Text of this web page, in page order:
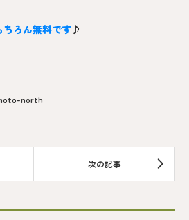
ちろん無料です♪
north